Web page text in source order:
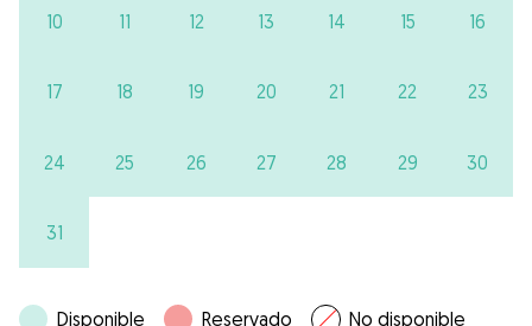
10 11 12 13 14 15 16
17 18 19 20 21 22 23
24 25 26 27 28 29 30
31
Disponible Reservado No disponible